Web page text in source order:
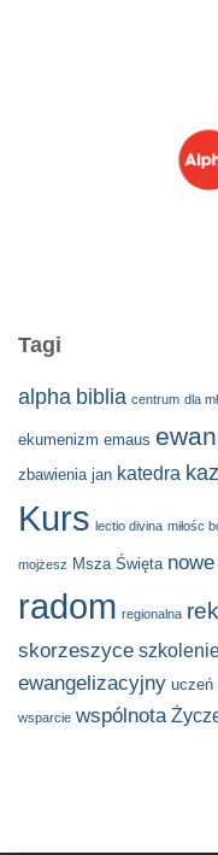
Tagi
alpha biblia centrum dla
ekumenizm emaus
zbawienia jan katedra
Kurs lectio divina miłośc
mojżesz Msza Święta
radom regionalna
skorzeszyce
ewangelizacyjny uczeń
wsparcie wspólnota